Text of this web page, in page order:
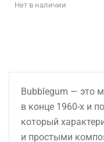
Нет в наличии
Bubblegum — это
в конце 1960-х и
который
и простыми